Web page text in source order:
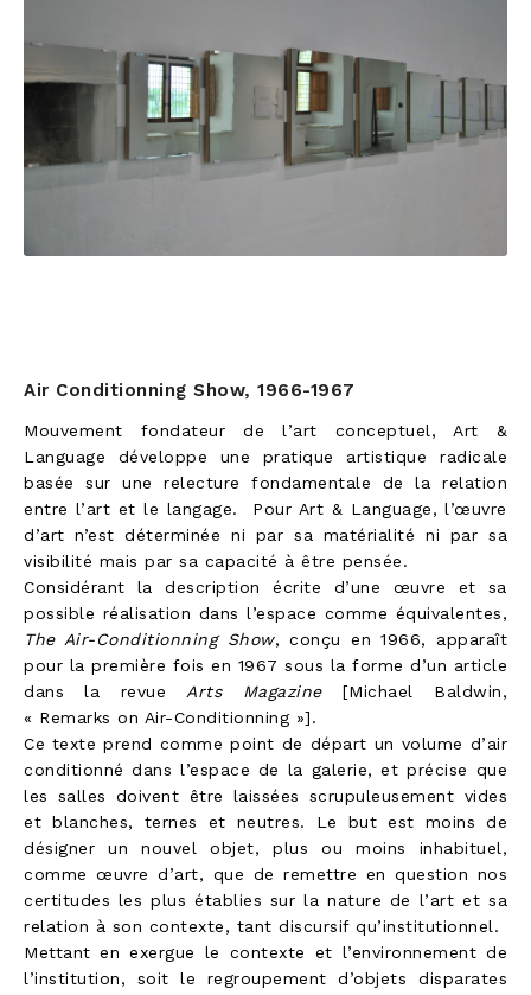
Air Conditionning Show, 1966-1967
Mouvement fondateur de l’art conceptuel, Art &
Language développe une pratique artistique radicale
basée sur une relecture fondamentale de la relation
entre l’art et le langage. Pour Art & Language, l’œuvre
d’art n’est déterminée ni par sa matérialité ni par sa
visibilité mais par sa capacité à être pensée.
Considérant la description écrite d’une œuvre et sa
possible réalisation dans l’espace comme équivalentes,
The Air-Conditionning Show, conçu en 1966, apparaît
pour la première fois en 1967 sous la forme d’un article
dans la revue Arts Magazine [Michael Baldwin,
« Remarks on Air-Conditionning »].
Ce texte prend comme point de départ un volume d’air
conditionné dans l’espace de la galerie, et précise que
les salles doivent être laissées scrupuleusement vides
et blanches, ternes et neutres. Le but est moins de
désigner un nouvel objet, plus ou moins inhabituel,
comme œuvre d’art, que de remettre en question nos
certitudes les plus établies sur la nature de l’art et sa
relation à son contexte, tant discursif qu’institutionnel.
Mettant en exergue le contexte et l’environnement de
l’institution, soit le regroupement d’objets disparates